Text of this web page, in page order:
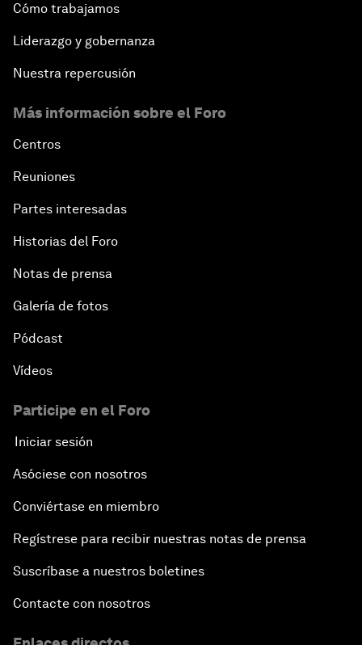
Cómo trabajamos
Liderazgo y gobernanza
Nuestra repercusión
Más información sobre el Foro
Centros
Reuniones
Partes interesadas
Historias del Foro
Notas de prensa
Galería de fotos
Pódcast
Vídeos
Participe en el Foro
Iniciar sesión
Asóciese con nosotros
Conviértase en miembro
Regístrese para recibir nuestras notas de prensa
Suscríbase a nuestros boletines
Contacte con nosotros